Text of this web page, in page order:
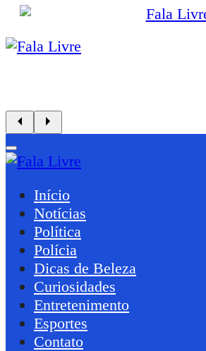
Início
Notícias
Política
Polícia
Dicas de Beleza
Curiosidades
Entretenimento
Esportes
Contato